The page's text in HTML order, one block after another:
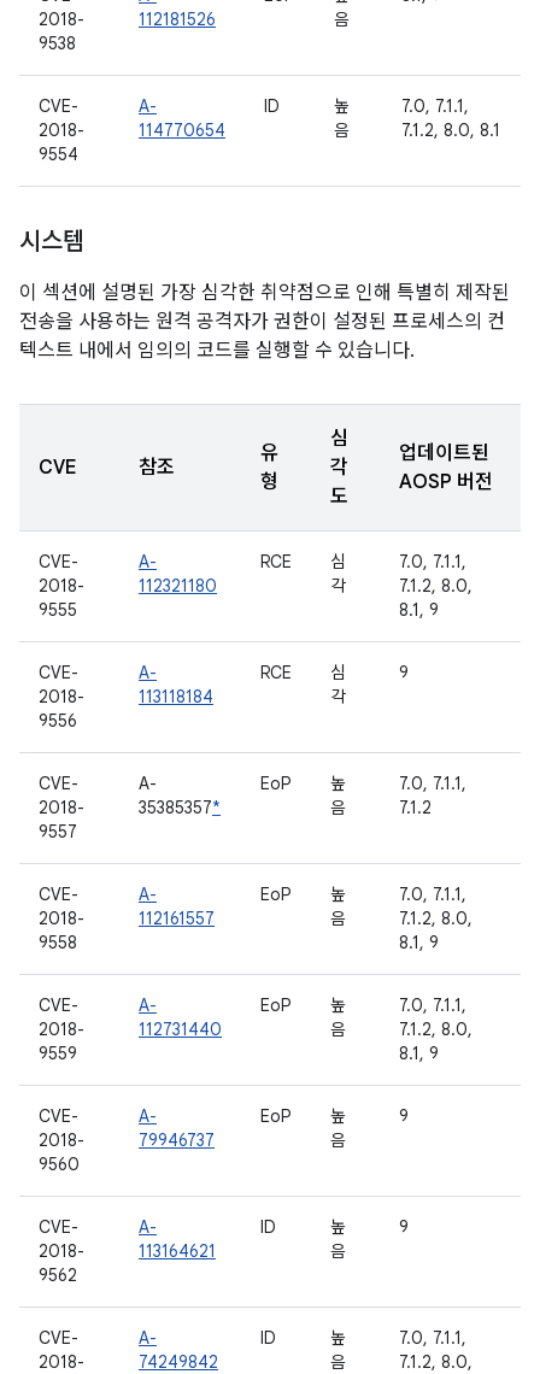
2018-
9538
112181526
음
CVE-
2018-
9554
A-
114770654
ID
높
음
7.0, 7.1.1,
7.1.2, 8.0, 8.1
시스템
이 섹션에 설명된 가장 심각한 취약점으로 인해 특별히 제작된
전송을 사용하는 원격 공격자가 권한이 설정된 프로세스의 컨
텍스트 내에서 임의의 코드를 실행할 수 있습니다.
CVE 참조
유
형
심
각
도
업데이트된
AOSP 버전
CVE-
2018-
9555
A-
112321180
RCE
심
각
7.0, 7.1.1,
7.1.2, 8.0,
8.1, 9
CVE-
2018-
9556
A-
113118184
RCE
심
각
9
CVE-
2018-
9557
A-
35385357*
EoP
높
음
7.0, 7.1.1,
7.1.2
CVE-
2018-
9558
A-
112161557
EoP
높
음
7.0, 7.1.1,
7.1.2, 8.0,
8.1, 9
CVE-
2018-
9559
A-
112731440
EoP
높
음
7.0, 7.1.1,
7.1.2, 8.0,
8.1, 9
CVE-
2018-
9560
A-
79946737
EoP
높
음
9
CVE-
2018-
9562
A-
113164621
ID
높
음
9
CVE-
2018-
A-
74249842
ID
높
음
7.0, 7.1.1,
7.1.2, 8.0,